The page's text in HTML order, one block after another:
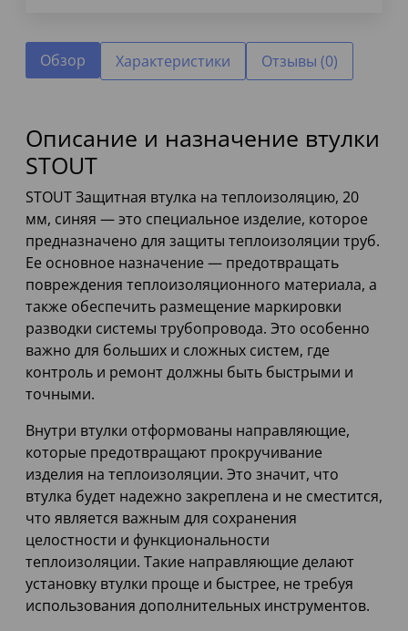
Обзор Характеристики Отзывы (0)
Описание и назначение втулки
STOUT
STOUT Защитная втулка на теплоизоляцию, 20
мм, синяя — это специальное изделие, которое
предназначено для защиты теплоизоляции труб.
Ее основное назначение — предотвращать
повреждения теплоизоляционного материала, а
также обеспечить размещение маркировки
разводки системы трубопровода. Это особенно
важно для больших и сложных систем, где
контроль и ремонт должны быть быстрыми и
точными.
Внутри втулки отформованы направляющие,
которые предотвращают прокручивание
изделия на теплоизоляции. Это значит, что
втулка будет надежно закреплена и не сместится,
что является важным для сохранения
целостности и функциональности
теплоизоляции. Такие направляющие делают
установку втулки проще и быстрее, не требуя
использования дополнительных инструментов.